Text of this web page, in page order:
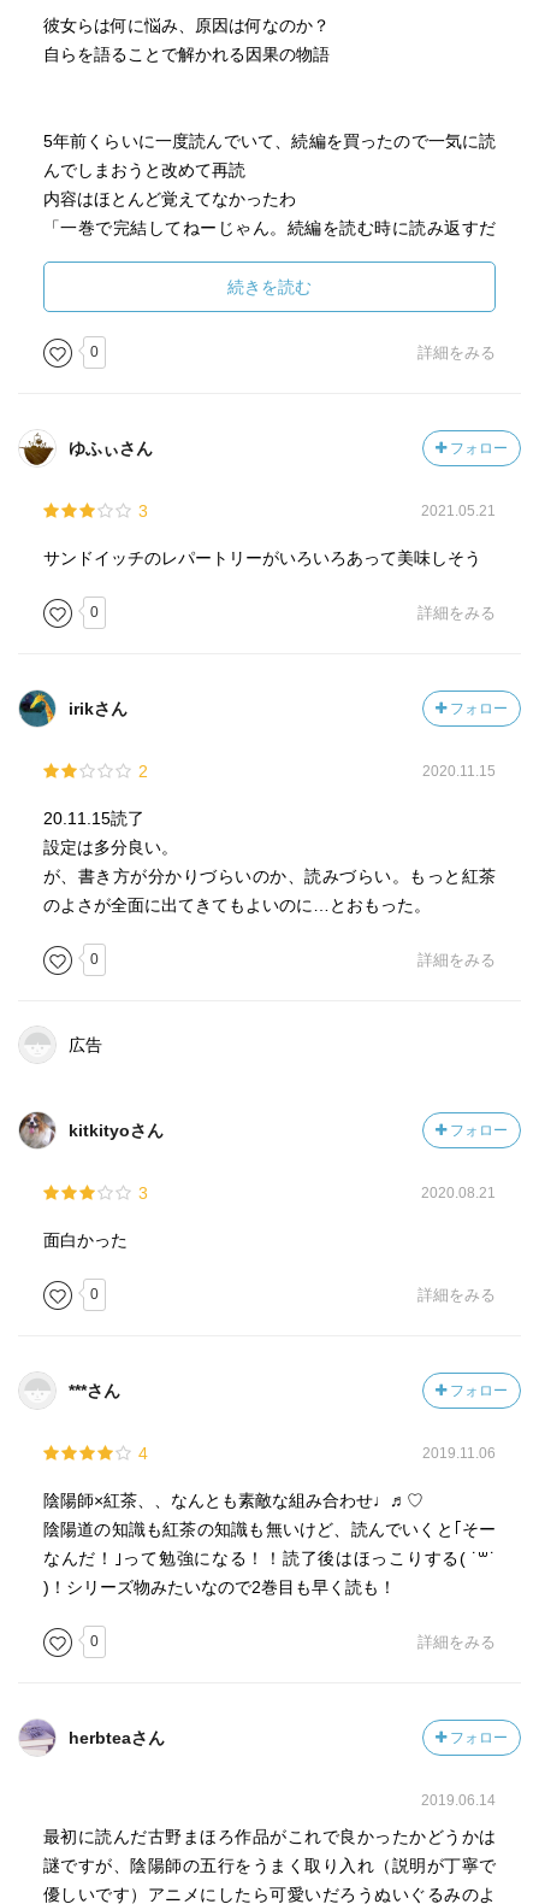
彼女らは何に悩み、原因は何なのか？
自らを語ることで解かれる因果の物語
5年前くらいに一度読んでいて、続編を買ったので一気に読
んでしまおうと改めて再読
内容はほとんど覚えてなかったわ
「一巻で完結してねーじゃん。続編を読む時に読み返すだ
蠱毒のイモムシは珍しいので記憶に残ってたけどね
ってか、古野まほろの小説を読んだのは今作が初めてなん
だよね
る感じ、嫌いではない
急いでいる動物を追いかけて異世界に迷い込むというのは
人を見ただけで詳細なホロスコープが分かってしまうとい
陰陽師がそれできたら何でもできてしまうではないか
けど、最初から「そういう人だ」と言われてしまえば納得
のっけからファンタジー描写をしている設定に、明確な理
由を求めてはいけない
（本当にファンタジーという認識でよいのですよね？）
陰陽師兼店長の本多正朝
蠱毒にしても黒い本にしても、正朝さんの求めている物と
佐々木英子さんが期せずしてたどり着いてしまったのは、
続きを読む
0 詳細をみる
ゆふぃさん フォロー
3 2021.05.21
サンドイッチのレパートリーがいろいろあって美味しそう
0 詳細をみる
irikさん フォロー
2 2020.11.15
20.11.15読了
設定は多分良い。
が、書き方が分かりづらいのか、読みづらい。もっと紅茶
のよさが全面に出てきてもよいのに…とおもった。
0 詳細をみる
広告
kitkityoさん フォロー
3 2020.08.21
面白かった
0 詳細をみる
***さん フォロー
4 2019.11.06
陰陽師×紅茶、、なんとも素敵な組み合わせ♩♬♡
陰陽道の知識も紅茶の知識も無いけど、読んでいくと｢そー
なんだ！｣って勉強になる！！読了後はほっこりする( ˙꒳​˙
)！シリーズ物みたいなので2巻目も早く読も！
0 詳細をみる
herbteaさん フォロー
2019.06.14
最初に読んだ古野まほろ作品がこれで良かったかどうかは
謎ですが、陰陽師の五行をうまく取り入れ（説明が丁寧で
優しいです）アニメにしたら可愛いだろうぬいぐるみのよ